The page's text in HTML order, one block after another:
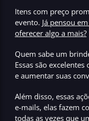
Itens com preço
evento. Já pensou
oferecer algo a mais?
Quem sabe um
Essas são
e aumentar suas
Além disso, essas
e-mails, elas fazem
todas as vezes que